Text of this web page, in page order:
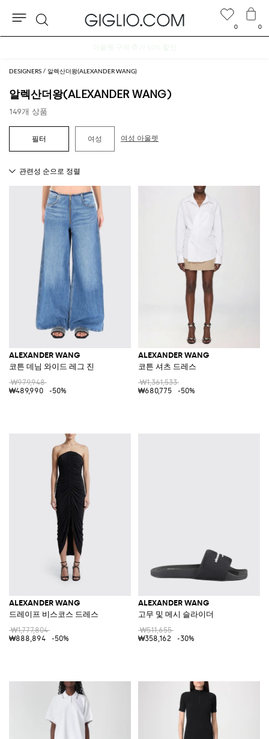
DESIGNERS 알렉산더왕(ALEXANDER WANG)
알렉산더왕(ALEXANDER WANG)
149개 상품
여성 여성 아울렛
ALEXANDER WANG
코튼 데님 와이드 레그 진
₩979,948
₩489,990
-50%
ALEXANDER WANG
코튼 셔츠 드레스
₩1,361,533
₩680,775
-50%
ALEXANDER WANG
드레이프 비스코스 드레스
₩1,777,804
₩888,894
-50%
ALEXANDER WANG
고무 및 메시 슬라이더
₩511,655
₩358,162
-30%
0 0
검